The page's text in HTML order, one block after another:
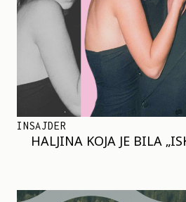
INSAJDER
HALJINA KOJA JE BILA